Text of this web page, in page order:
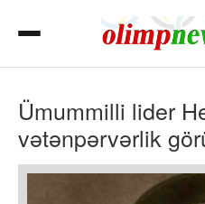
Ümummilli lider
vətənpərvərlik